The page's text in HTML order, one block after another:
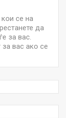
кои се на
да
за вас.
вас ако се